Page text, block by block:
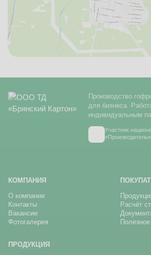
Производство
для бизнеса.
индивидуальным
Участник
КОМПАНИЯ
О компании
Контакты
Вакансии
Фотогалерея
Расчёт
Полезное
ПРОДУКЦИЯ